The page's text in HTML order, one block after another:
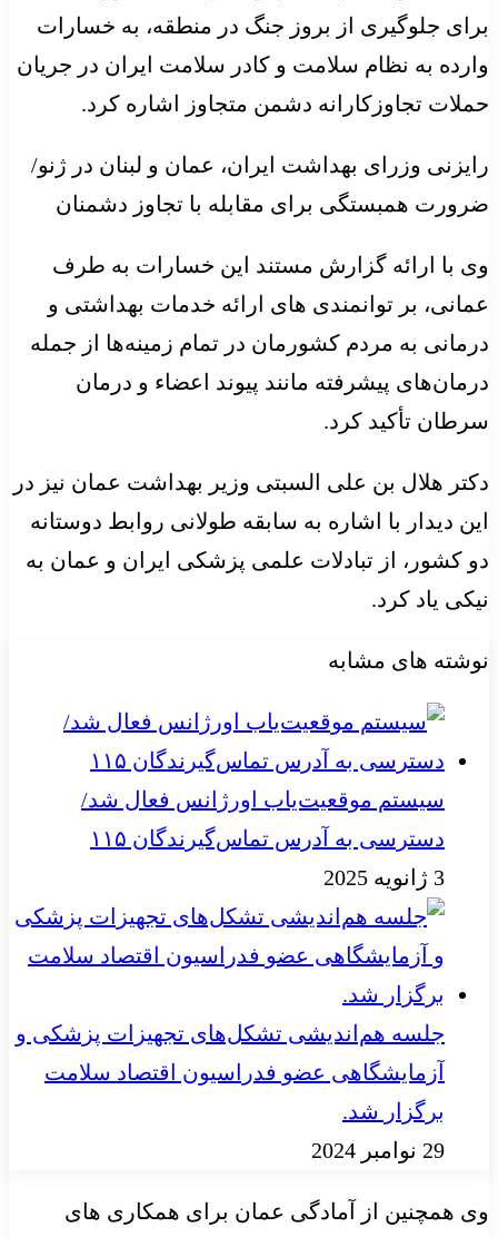
برای جلوگیری از بروز جنگ در منطقه، به خسارات
وارده به نظام سلامت و کادر سلامت ایران در جریان
حملات تجاوزکارانه دشمن متجاوز اشاره کرد.
رایزنی وزرای بهداشت ایران، عمان و لبنان در ژنو/
ضرورت همبستگی برای مقابله با تجاوز دشمنان
وی با ارائه گزارش مستند این خسارات به طرف
عمانی، بر توانمندی های ارائه خدمات بهداشتی و
درمانی به مردم کشورمان در تمام زمینه‌ها از جمله
درمان‌های پیشرفته مانند پیوند اعضاء و درمان
سرطان تأکید کرد.
دکتر هلال بن علی السبتی وزیر بهداشت عمان نیز در
این دیدار با اشاره به سابقه طولانی روابط دوستانه
دو کشور، از تبادلات علمی پزشکی ایران و عمان به
نیکی یاد کرد.
نوشته های مشابه
سیستم موقعیت‌یاب اورژانس فعال شد/
دسترسی به آدرس تماس‌گیرندگان ۱۱۵
3 ژانویه 2025
جلسه هم‌اندیشی تشکل‌های تجهیزات پزشکی و
آزمایشگاهی عضو فدراسیون اقتصاد سلامت
برگزار شد.
29 نوامبر 2024
وی همچنین از آمادگی عمان برای همکاری های